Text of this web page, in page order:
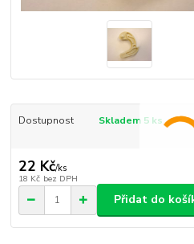
Dostupnost Skladem 5 ks
22 Kč/ks
18 Kč bez DPH
Přidat do